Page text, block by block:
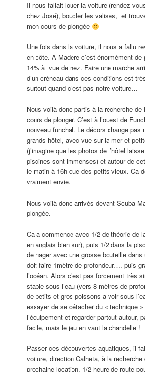
Il nous fallait louer la voiture (rendez
chez José), boucler les valises, et
mon cours de plongée
Une fois dans la voiture, il nous a fallu
en côte. A Madère c’est énormément de
14% à vue de nez. Faire une marche
d’un créneau dans ces conditions est
surtout quand c’est pas notre voiture…
Nous voilà donc partis à la recherche de
cours de plonger. C’est à l’ouest de
nouveau funchal. Le décors change pas
grands hôtel, avec vue sur la mer et
(j’imagine que les photos de l’hôtel
piscines sont immenses) et autour de
le matin à 16h que des petits vieux. Ca
vraiment envie.
Nous voilà donc arrivés devant Scuba
plongée.
Ca a commencé avec 1/2 de théorie de
en anglais bien sur), puis 1/2 dans la
de nager avec une grosse bouteille dans
doit faire 1mètre de profondeur…. puis
l’océan. Alors c’est pas forcément très
stable sous l’eau (vers 8 mètres de
de petits et gros poissons a voir sous
essayer de se détacher du « technique »
l’équipement et regarder partout autour,
facile, mais le jeu en vaut la chandelle !
Passer ces découvertes aquatiques, il
voiture, direction Calheta, à la recherche
prochaine location. 1/2 heure de route